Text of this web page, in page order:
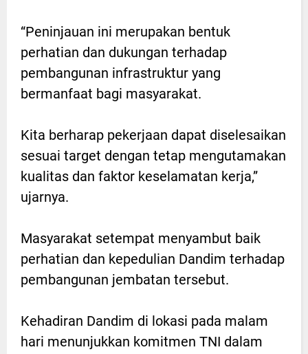
“Peninjauan ini merupakan bentuk
perhatian dan dukungan terhadap
pembangunan infrastruktur yang
bermanfaat bagi masyarakat.
Kita berharap pekerjaan dapat diselesaikan
sesuai target dengan tetap mengutamakan
kualitas dan faktor keselamatan kerja,”
ujarnya.
Masyarakat setempat menyambut baik
perhatian dan kepedulian Dandim terhadap
pembangunan jembatan tersebut.
Kehadiran Dandim di lokasi pada malam
hari menunjukkan komitmen TNI dalam